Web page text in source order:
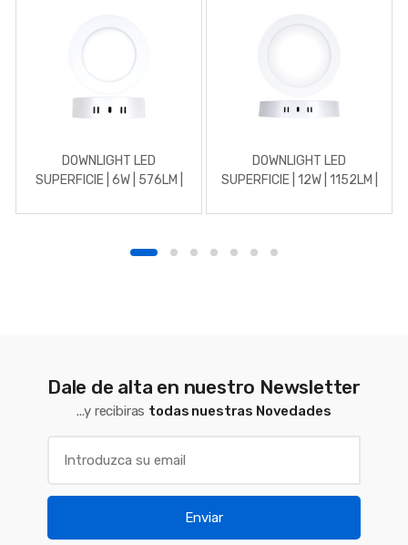
DOWNLIGHT LED
SUPERFICIE | 6W | 576LM |
BLANCO
DOWNLIGHT LED
SUPERFICIE | 12W | 1152LM |
BLANCO
Dale de alta en nuestro Newsletter
...y recibiras todas nuestras Novedades
Enviar